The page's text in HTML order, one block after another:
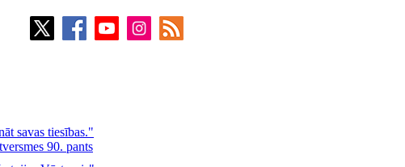
savas tiesības."
90. pants